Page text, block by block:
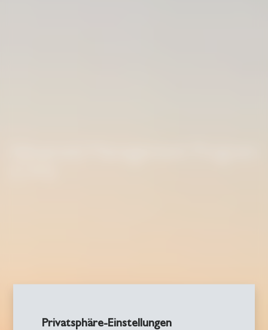
Privatsphäre-Einstellungen